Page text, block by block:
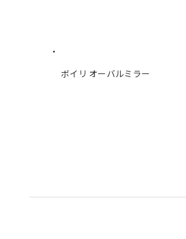
ボイリ オーバルミラー